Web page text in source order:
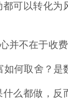
可以转化
不在于收费
取舍？是
都做，反